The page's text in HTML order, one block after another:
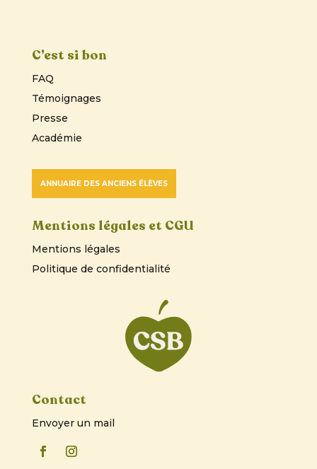
C’est si bon
FAQ
Témoignages
Presse
Académie
ANNUAIRE DES ANCIENS ÉLÈVES
Mentions légales et CGU
Mentions légales
Politique de confidentialité
Contact
Envoyer un mail